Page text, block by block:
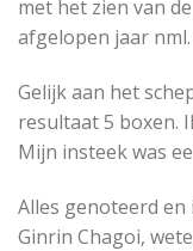
met het zien van
afgelopen jaar
Gelijk aan het
resultaat 5 boxen.
Mijn insteek was
Alles genoteerd
Ginrin Chagoi,